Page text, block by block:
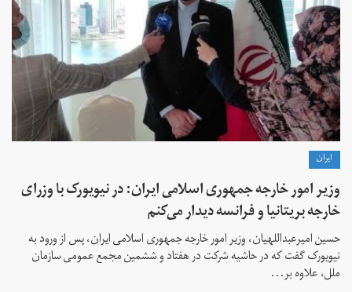
ايران
وزیر امور خارجه جمهوری اسلامی ایران: در نیویورک با وزرای
خارجه بریتانیا و فرانسه دیدار می‌کنم
حسین امیرعبداللهیان، وزیر امور خارجه جمهوری اسلامی ایران، پس از ورود به
نیویورک گفت که در حاشیه شرکت در هفتاد و ششمین مجمع عمومی سازمان
ملل، علاوه بر...